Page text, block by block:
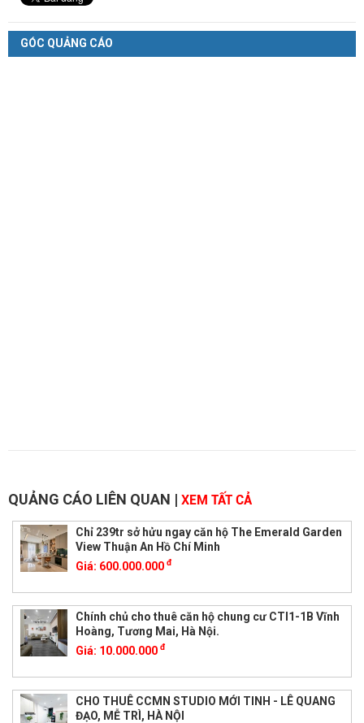
GÓC QUẢNG CÁO
QUẢNG CÁO LIÊN QUAN | XEM TẤT CẢ
Chỉ 239tr sở hửu ngay căn hộ The Emerald Garden
View Thuận An Hồ Chí Minh
Giá: 600.000.000 đ
Chính chủ cho thuê căn hộ chung cư CTI1-1B Vĩnh
Hoàng, Tương Mai, Hà Nội.
Giá: 10.000.000 đ
CHO THUÊ CCMN STUDIO MỚI TINH - LÊ QUANG
ĐẠO, MỄ TRÌ, HÀ NỘI